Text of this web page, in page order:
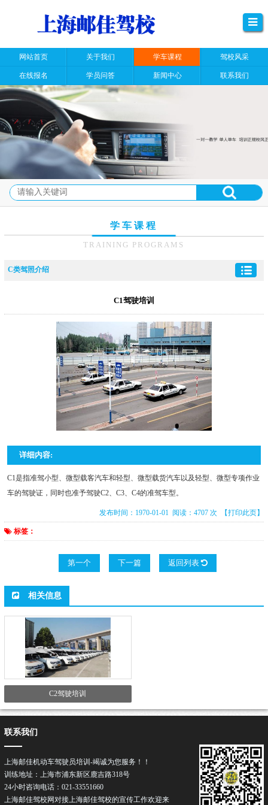
网站首页 关于我们 学车课程 驾校风采
在线报名 学员问答 新闻中心 联系我们
学车课程
TRAINING PROGRAMS
C类驾照介绍
C1驾驶培训
详细内容:
C1是指准驾小型、微型载客汽车和轻型、微型载货汽车以及轻型、微型专项作业
车的驾驶证，同时也准予驾驶C2、C3、C4的准驾车型。
发布时间：1970-01-01 阅读：4707 次 【打印此页】
标签：
第一个 下一篇 返回列表
相关信息
C2驾驶培训
联系我们
上海邮佳机动车驾驶员培训-竭诚为您服务！！
训练地址：上海市浦东新区鹿吉路318号
24小时咨询电话：021-33551660
上海邮佳驾校网对接上海邮佳驾校的宣传工作欢迎来